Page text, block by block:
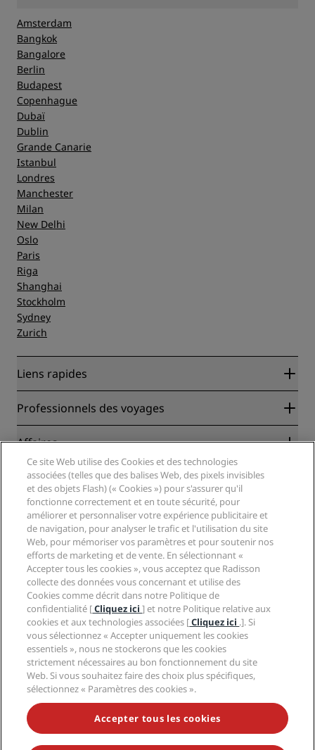
Amsterdam
Bangkok
Bangalore
Berlin
Budapest
Copenhague
Dubaï
Dublin
Grande Canarie
Istanbul
Londres
Manchester
Milan
New Delhi
Oslo
Paris
Riga
Shanghai
Stockholm
Sydney
Zurich
Liens rapides
Radisson Rewards
Blog
Nouveaux et futurs hôtels
Application Radisson Hotels
Hôtels adaptés aux sportifs
Hôtels adaptés aux Familles
Santé et sécurité
Professionnels des voyages
Partenaires
Agents de voyages
Affaires
Radisson Hotel Group
Médias
Carrières RHG
Carrières PPHE
Carrières EHL
The Club by RHG
Opportunités de développement
Entreprise responsable
Approvisionnement
Légal
Centre de confidentialité
Mentions légales
Conditions générales Radisson Rewards
Contrat d’utilisation du site
Accessibilité numérique
Déclaration sur l’esclavage moderne
Aide
Avis aux consommateurs
Contact
FAQ
Plan du site
Médias sociaux
Marques Radisson Hotels
NE MANQUEZ AUCUNE DE NOS OFFRES LES PLUS
POPULAIRES
Ce site Web utilise des Cookies et des technologies
associées (telles que des balises Web, des pixels invisibles
et des objets Flash) (« Cookies ») pour s'assurer qu'il
fonctionne correctement et en toute sécurité, pour
améliorer et personnaliser votre expérience publicitaire et
de navigation, pour analyser le trafic et l'utilisation du site
Web, pour mémoriser vos paramètres et pour soutenir nos
efforts de marketing et de vente. En sélectionnant «
Accepter tous les cookies », vous acceptez que Radisson
collecte des données vous concernant et utilise des
Cookies comme décrit dans notre Politique de
confidentialité [Cliquez ici] et notre Politique relative aux
cookies et aux technologies associées [Cliquez ici .]. Si
vous sélectionnez « Accepter uniquement les cookies
essentiels », nous ne stockerons que les cookies
strictement nécessaires au bon fonctionnement du site
Web. Si vous souhaitez faire des choix plus spécifiques,
sélectionnez « Paramètres des cookies ».
Accepter tous les cookies